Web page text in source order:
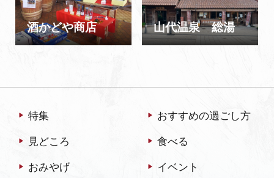
酒かどや商店 山代温泉 総湯
特集 おすすめの過ごし方
見どころ 食べる
おみやげ イベント